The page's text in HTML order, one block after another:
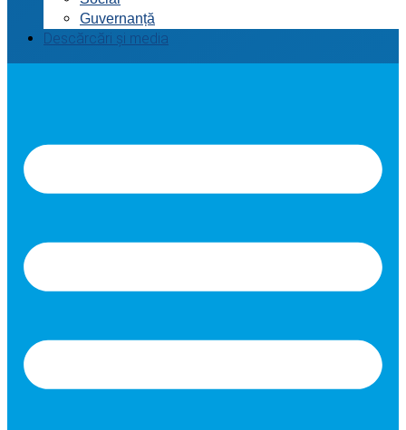
Guvernanță
Descărcări și media